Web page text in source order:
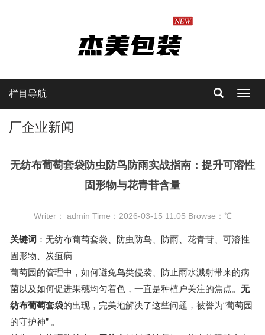
栏目导航
厂企业新闻
无纺布葡萄套袋防虫防鸟防雨实战指南：提升可溶性
固形物与花青苷含量
Writer： admin Time：2026-03-15 11:05 Browse： ℃
关键词 ：无纺布葡萄套袋、防虫防鸟、防雨、花青苷、可溶性
固形物、炭疽病
葡萄园的管理中，如何避免鸟类侵袭、防止雨水溅射带来的病
菌以及如何促进果穗均匀着色，一直是种植户关注的焦点。 无
纺布葡萄套袋的出现，完美地解决了这些问题，被誉为“葡萄园
的守护神” 。